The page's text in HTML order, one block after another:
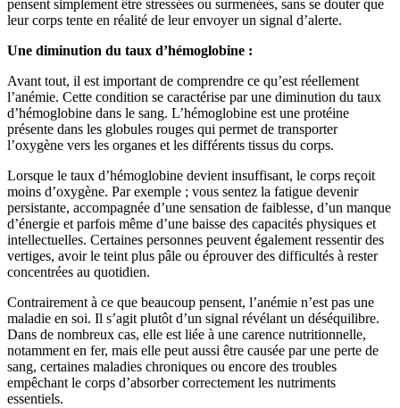
pensent simplement être stressées ou surmenées, sans se douter que
leur corps tente en réalité de leur envoyer un signal d’alerte.
Une diminution du taux d’hémoglobine :
Avant tout, il est important de comprendre ce qu’est réellement
l’anémie. Cette condition se caractérise par une diminution du taux
d’hémoglobine dans le sang. L’hémoglobine est une protéine
présente dans les globules rouges qui permet de transporter
l’oxygène vers les organes et les différents tissus du corps.
Lorsque le taux d’hémoglobine devient insuffisant, le corps reçoit
moins d’oxygène. Par exemple ; vous sentez la fatigue devenir
persistante, accompagnée d’une sensation de faiblesse, d’un manque
d’énergie et parfois même d’une baisse des capacités physiques et
intellectuelles. Certaines personnes peuvent également ressentir des
vertiges, avoir le teint plus pâle ou éprouver des difficultés à rester
concentrées au quotidien.
Contrairement à ce que beaucoup pensent, l’anémie n’est pas une
maladie en soi. Il s’agit plutôt d’un signal révélant un déséquilibre.
Dans de nombreux cas, elle est liée à une carence nutritionnelle,
notamment en fer, mais elle peut aussi être causée par une perte de
sang, certaines maladies chroniques ou encore des troubles
empêchant le corps d’absorber correctement les nutriments
essentiels.